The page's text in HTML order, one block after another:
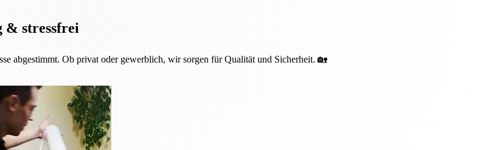
& stressfrei
abgestimmt. Ob privat oder gewerblich, wir sorgen für Qualität und Sicherheit. 🏡